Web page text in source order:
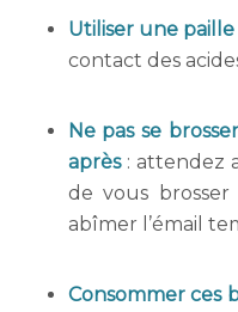
Utiliser une paille
contact des
Ne pas se
après: attendez
de vous
abîmer l’émail
Consommer ces